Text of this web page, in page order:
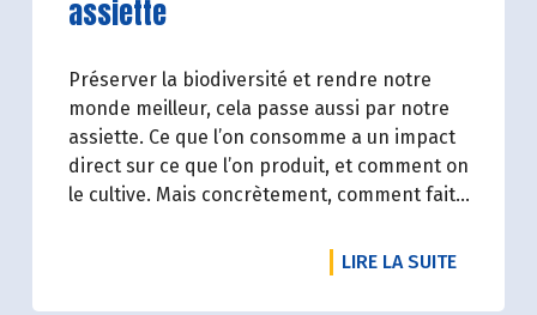
assiette
Préserver la biodiversité et rendre notre
monde meilleur, cela passe aussi par notre
assiette. Ce que l’on consomme a un impact
direct sur ce que l’on produit, et comment on
le cultive. Mais concrètement, comment fait-
LIRE LA SUITEDE